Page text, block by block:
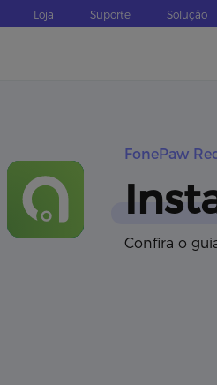
Loja Suporte Solução
FonePaw
Confira o